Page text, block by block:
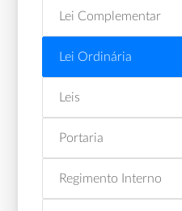
Lei Complementar
Lei Ordinária
Leis
Portaria
Regimento Interno